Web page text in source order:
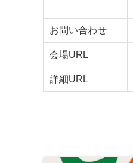
お問い合わせ
会場URL
詳細URL